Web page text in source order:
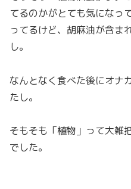
てるのかがとても気になっ
ってるけど、胡麻油が含ま
し。
なんとなく食べた後にオナ
たし。
そもそも「植物」って大雑
でした。